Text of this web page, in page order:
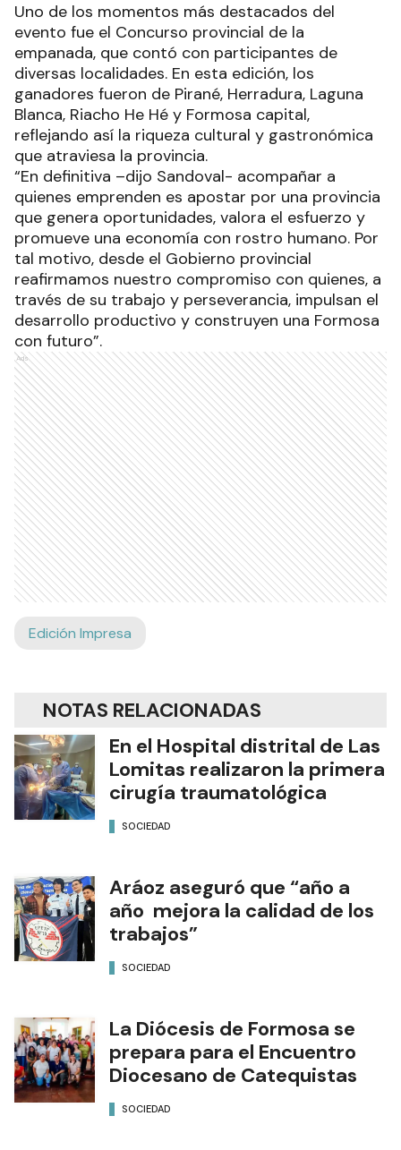
Uno de los momentos más destacados del
evento fue el Concurso provincial de la
empanada, que contó con participantes de
diversas localidades. En esta edición, los
ganadores fueron de Pirané, Herradura, Laguna
Blanca, Riacho He Hé y Formosa capital,
reflejando así la riqueza cultural y gastronómica
que atraviesa la provincia.
“En definitiva –dijo Sandoval- acompañar a
quienes emprenden es apostar por una provincia
que genera oportunidades, valora el esfuerzo y
promueve una economía con rostro humano. Por
tal motivo, desde el Gobierno provincial
reafirmamos nuestro compromiso con quienes, a
través de su trabajo y perseverancia, impulsan el
desarrollo productivo y construyen una Formosa
con futuro”.
Ads
Edición Impresa
NOTAS RELACIONADAS
En el Hospital distrital de Las
Lomitas realizaron la primera
cirugía traumatológica
SOCIEDAD
Aráoz aseguró que “año a
año mejora la calidad de los
trabajos”
SOCIEDAD
La Diócesis de Formosa se
prepara para el Encuentro
Diocesano de Catequistas
SOCIEDAD